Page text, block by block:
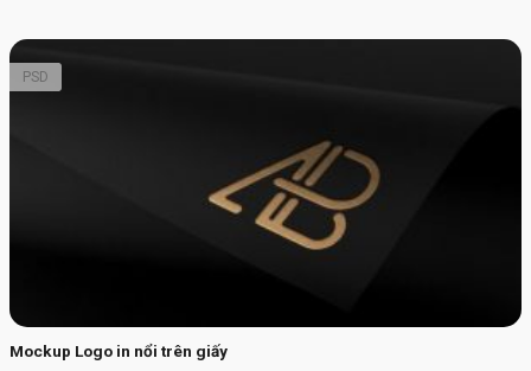
Mockup Logo in nổi trên giấy
PSD